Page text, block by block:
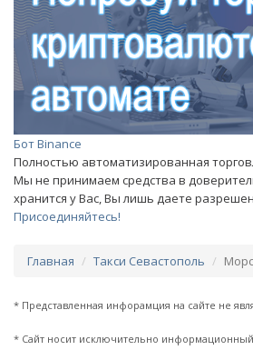
Бот Binance
Полностью автоматизированная
Мы не принимаем средства в
хранится у Вас, Вы лишь даете
Присоединяйтесь!
Главная Такси Севастополь
* Представленная инфорамция на сайте не
* Сайт носит исключительно